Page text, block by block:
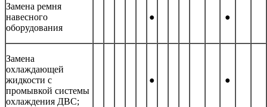
Замена ремня
навесного
оборудования
● ●
Замена
охлаждающей
жидкости с
промывкой системы
охлаждения ДВС;
● ●